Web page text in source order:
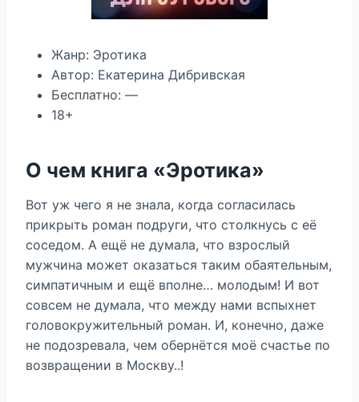
Жанр: Эротика
Автор: Екатерина Дибривская
Бесплатно: —
18+
О чем книга «Эротика»
Вот уж чего я не знала, когда согласилась
прикрыть роман подруги, что столкнусь с её
соседом. А ещё не думала, что взрослый
мужчина может оказаться таким обаятельным,
симпатичным и ещё вполне… молодым! И вот
совсем не думала, что между нами вспыхнет
головокружительный роман. И, конечно, даже
не подозревала, чем обернётся моё счастье по
возвращении в Москву..!